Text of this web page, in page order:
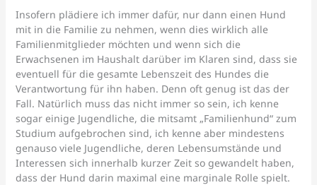
Insofern plädiere ich immer dafür, nur dann einen Hund
mit in die Familie zu nehmen, wenn dies wirklich alle
Familienmitglieder möchten und wenn sich die
Erwachsenen im Haushalt darüber im Klaren sind, dass sie
eventuell für die gesamte Lebenszeit des Hundes die
Verantwortung für ihn haben. Denn oft genug ist das der
Fall. Natürlich muss das nicht immer so sein, ich kenne
sogar einige Jugendliche, die mitsamt „Familienhund“ zum
Studium aufgebrochen sind, ich kenne aber mindestens
genauso viele Jugendliche, deren Lebensumstände und
Interessen sich innerhalb kurzer Zeit so gewandelt haben,
dass der Hund darin maximal eine marginale Rolle spielt.